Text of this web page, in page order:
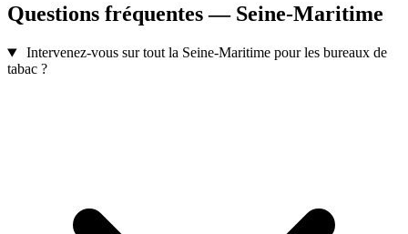
Questions fréquentes — Seine-Maritime
Intervenez-vous sur tout la Seine-Maritime pour les bureaux de
tabac ?